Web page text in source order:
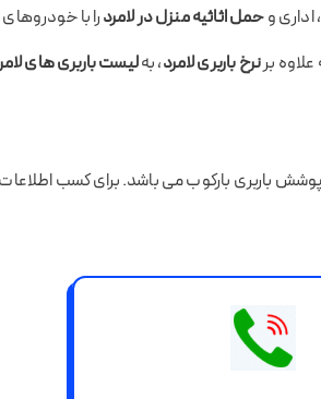
وحمل اثاثیه منزل در لامردرا با
برنرخ باربری لامرد، بهلیست باربری های
پوشش باربری بارکوب می باشد. برای کسب